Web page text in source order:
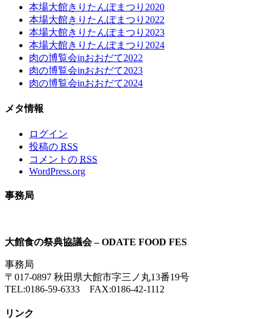
本場大館きりたんぽまつり2020
本場大館きりたんぽまつり2022
本場大館きりたんぽまつり2023
本場大館きりたんぽまつり2024
肉の博覧会inおおだて2022
肉の博覧会inおおだて2023
肉の博覧会inおおだて2024
メタ情報
ログイン
投稿の RSS
コメントの RSS
WordPress.org
事務局
大館食の祭典協議会 – ODATE FOOD FES
事務局
〒017-0897 秋田県大館市字三ノ丸13番19号
TEL:0186-59-6333 FAX:0186-42-1112
リンク